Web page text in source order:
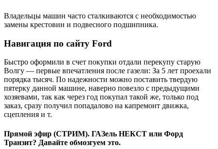
Владельцы машин часто сталкиваются с необходимостью
замены крестовин и подвесного подшипника.
Навигация по сайту Ford
Быстро оформили в счет покупки отдали перекупу старую
Волгу — первые впечатления после газели: За 5 лет проехали
порядка тысяч. По надежности можно поставить твердую
пятерку данной машине, наверно повезло с предыдущими
хозяевами, так как через год покупал такой же, только под
заказ, сразу получил попадалово на капремонт движка,
сцепления и т.
Прямой эфир (СТРИМ). ГАЗель НЕКСТ или Форд
Транзит? Давайте обмозгуем это.